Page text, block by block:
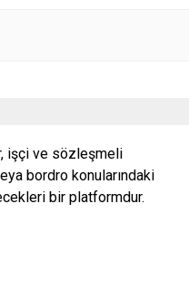
işçi ve sözleşmeli
bordro konularındaki
bir platformdur.